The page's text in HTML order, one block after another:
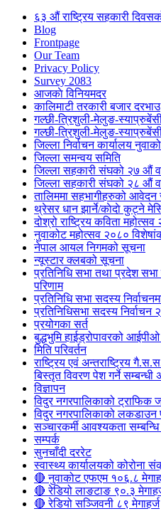
६३ औं राष्ट्रिय सहकारी
Blog
Frontpage
Our Team
Privacy Policy
Survey 2083
आजकाे विनियमदर
कालिमाटी तरकारी बजार दरभाउ
गल्छी-त्रिशुली-मेलुङ-
गल्छी-त्रिशुली-मेलुङ-
जिल्ला निर्वाचन कार्यालय
जिल्ला समन्वय समिति
जिल्ला सहकारी संघको २७ औं
जिल्ला सहकारी संघको २८ औं
तालिममा सहभागीहरुको आवेदन
थ्रेसर धान झार्ने/काेदाे कुट्ने
दोश्रो राष्ट्रिय कविता
नुवाकोट महोत्सव २०८०
नेपाल आयल निगमको सूचना
न्यूस्टार क्लबको सूचना
प्रतिनिधि सभा तथा प्रदेश
परिणाम
प्रतिनिधि सभा सदस्य
प्रतिनिधिसभा सदस्य निर्वाचन
प्रयोगका सर्त
बुद्धभुमि हाईड्रोपावरको
मिति परिवर्तन
राष्ट्रिय एवं अन्तराष्ट्रिय
बिस्तृत विवरण पेश गर्ने
विज्ञापन
विदुर नगरपालिकाको ट्राफिक
विदुर नगरपालिकाको लकडाउन
सञ्चारकर्मी आवश्यकता
सम्पर्क
सुनचाँदी दररेट
स्वास्थ्य कार्यालयको कोरोना
🔴 नुवाकोट एफएम १०६.८
🔴 रेडियो लाङटाङ ९०.३
🔴 रेडियो सञ्जिवनी ८९ मेगाहर्ज